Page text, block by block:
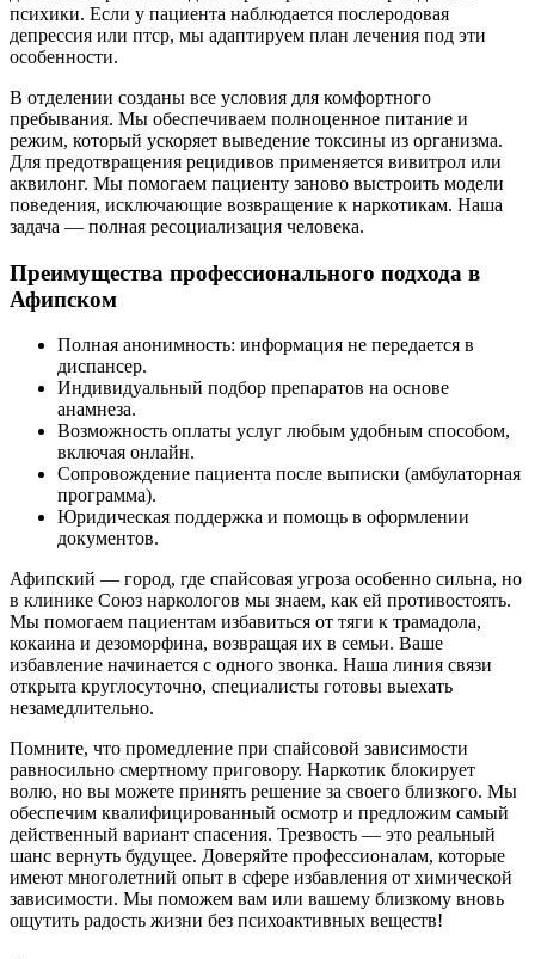
психики. Если у пациента наблюдается послеродовая
депрессия или птср, мы адаптируем план лечения под эти
особенности.
В отделении созданы все условия для комфортного
пребывания. Мы обеспечиваем полноценное питание и
режим, который ускоряет выведение токсины из организма.
Для предотвращения рецидивов применяется вивитрол или
аквилонг. Мы помогаем пациенту заново выстроить модели
поведения, исключающие возвращение к наркотикам. Наша
задача — полная ресоциализация человека.
Преимущества профессионального подхода в
Афипском
Полная анонимность: информация не передается в
диспансер.
Индивидуальный подбор препаратов на основе
анамнеза.
Возможность оплаты услуг любым удобным способом,
включая онлайн.
Сопровождение пациента после выписки (амбулаторная
программа).
Юридическая поддержка и помощь в оформлении
документов.
Афипский — город, где спайсовая угроза особенно сильна, но
в клинике Союз наркологов мы знаем, как ей противостоять.
Мы помогаем пациентам избавиться от тяги к трамадола,
кокаина и дезоморфина, возвращая их в семьи. Ваше
избавление начинается с одного звонка. Наша линия связи
открыта круглосуточно, специалисты готовы выехать
незамедлительно.
Помните, что промедление при спайсовой зависимости
равносильно смертному приговору. Наркотик блокирует
волю, но вы можете принять решение за своего близкого. Мы
обеспечим квалифицированный осмотр и предложим самый
действенный вариант спасения. Трезвость — это реальный
шанс вернуть будущее. Доверяйте профессионалам, которые
имеют многолетний опыт в сфере избавления от химической
зависимости. Мы поможем вам или вашему близкому вновь
ощутить радость жизни без психоактивных веществ!